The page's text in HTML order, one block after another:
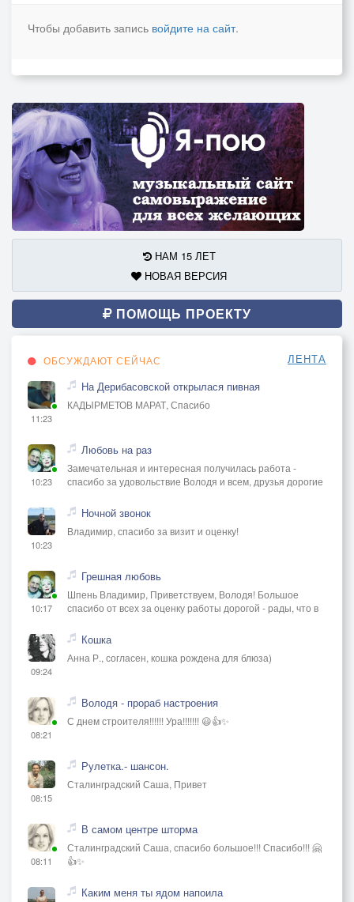
Чтобы добавить запись войдите на сайт.
НАМ 15 ЛЕТ
НОВАЯ ВЕРСИЯ
ПОМОЩЬ ПРОЕКТУ
ОБСУЖДАЮТ СЕЙЧАС ЛЕНТА
11:23
На Дерибасовской открылася пивная
КАДЫРМЕТОВ МАРАТ, Спасибо
10:23
Любовь на раз
Замечательная и интересная получилась работа -
спасибо за удовольствие Володя и всем, друзья дорогие
10:23
Ночной звонок
Владимир, спасибо за визит и оценку!
10:17
Грешная любовь
Шпень Владимир, Приветствуем, Володя! Большое
спасибо от всех за оценку работы дорогой - рады, что в
09:24
Кошка
Анна Р., согласен, кошка рождена для блюза)
08:21
Володя - прораб настроения
С днем строителя!!!!!! Ура!!!!!!! 😃👍✨
08:15
Рулетка.- шансон.
Сталинградский Саша, Привет
08:11
В самом центре шторма
Сталинградский Саша, спасибо большое!!! Спасибо!!! 🤗
👍✨
Каким меня ты ядом напоила